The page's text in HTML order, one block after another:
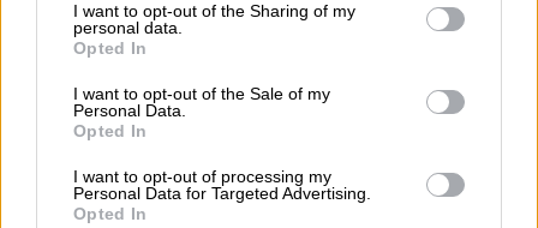
not limited to your visit or usage behaviour. You may click to
grant or deny consent to Google and its third-party tags to
use your data for below specified purposes in below Google
consent section.
I want to opt-out of the Sharing of my
personal data.
Opted In
I want to opt-out of the Sale of my
Personal Data.
Opted In
I want to opt-out of processing my
Personal Data for Targeted Advertising.
Opted In
χώρας,Έφη Παπαλεξίου,ανέφερε
ότι σήμερα
είναι μέρα πανελλαδικής δράσης για τις
Περιφέρειες και σε κάθε Περιφερειακή
Ενότητα γίνονται συγκεντρώσεις
εργαζομένων, που παρουσιάζουν τα αιτήματά
τους (αυξήσεις μισθών, δώρα, επιδόματα, την
υποστελέχωση, τη νομική κάλυψη).